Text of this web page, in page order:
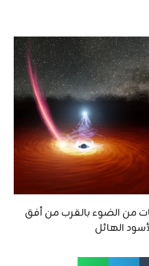
من الضوء بالقرب من أفق
الهائل